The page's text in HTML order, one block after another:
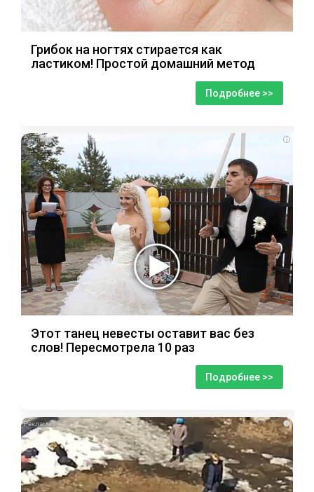
Грибок на ногтях стирается как
ластиком! Простой домашний метод
Подробнее >>
i
Этот танец невесты оставит вас без
слов! Пересмотрела 10 раз
Подробнее >>
i